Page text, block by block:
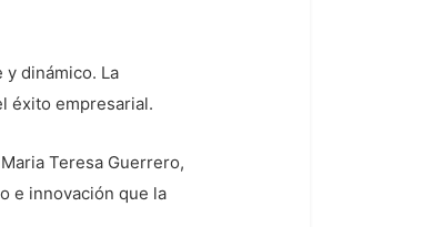
dinámico. La
éxito empresarial.
Teresa Guerrero,
e innovación que la